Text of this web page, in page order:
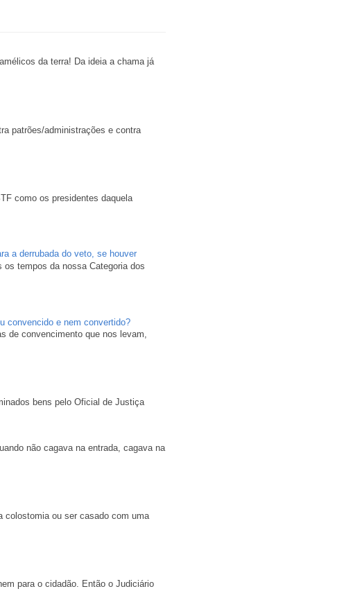
da terra! Da ideia a chama já
patrões/administrações e contra
como os presidentes daquela
a derrubada do veto, se houver
os tempos da nossa Categoria dos
convencido e nem convertido?
de convencimento que nos levam,
bens pelo Oficial de Justiça
não cagava na entrada, cagava na
colostomia ou ser casado com uma
para o cidadão. Então o Judiciário